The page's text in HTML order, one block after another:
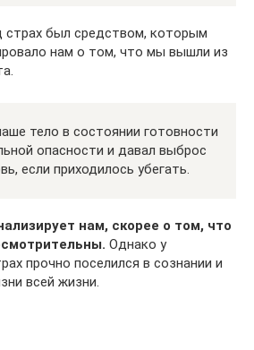
страх был средством, которым
нам о том, что мы вышли из
тело в состоянии готовности
опасности и давал выброс
если приходилось убегать.
нам, скорее о том, что
Однако у
прочно поселился в сознании и
всей жизни.